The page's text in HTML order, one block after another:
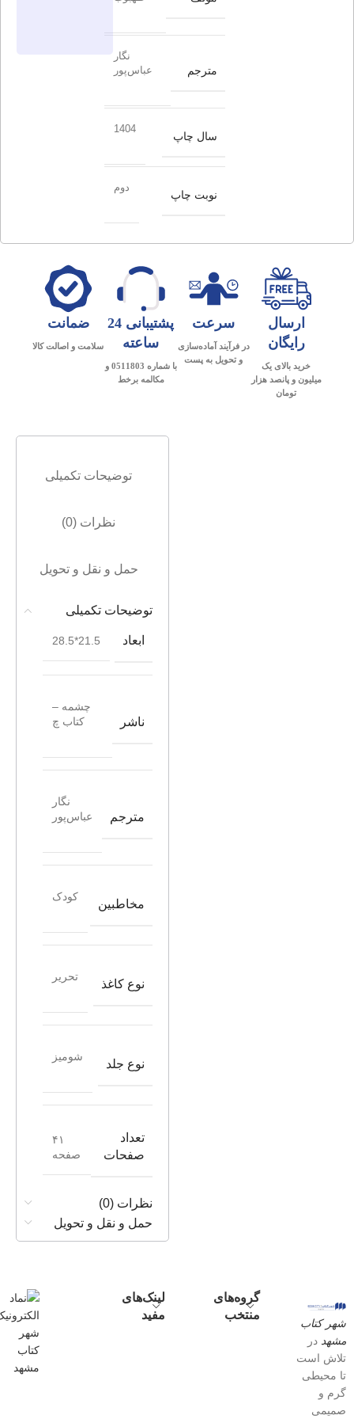
مترجم
نگار
عباس‌پور
سال چاپ
1404
نوبت چاپ
دوم
ارسال
رایگان
خرید بالای یک
میلیون و پانصد هزار
تومان
سرعت
در فرآیند آماده‌سازی
و تحویل به پست
پشتیبانی 24
ساعته
با شماره 0511803 و
مکالمه برخط
ضمانت
سلامت و اصالت کالا
توضیحات تکمیلی
نظرات (0)
حمل و نقل و تحویل
توضیحات تکمیلی
ابعاد 21.5*28.5
ناشر
چشمه –
کتاب چ
مترجم
نگار
عباس‌پور
مخاطبین
کودک
نوع کاغذ
تحریر
نوع جلد
شومیز
تعداد
صفحات
۴۱
صفحه
نظرات (0)
حمل و نقل و تحویل
شهر کتاب
مشهد در
تلاش است
تا محیطی
گرم و
صمیمی
گروه‌های
منتخب
لینک‌های
مفید